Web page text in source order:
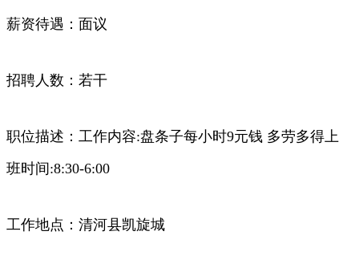
薪资待遇：面议
招聘人数：若干
职位描述：工作内容:盘条子每小时9元钱 多劳多得上
班时间:8:30-6:00
工作地点：清河县凯旋城